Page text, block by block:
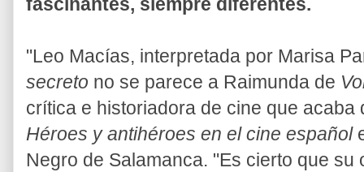
"Leo Macías, interpretada por Marisa
secreto no se parece a Raimunda de
crítica e historiadora de cine que
Héroes y antihéroes en el cine español
Negro de Salamanca. "Es cierto que